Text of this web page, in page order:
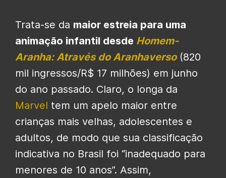
Trata-se da maior estreia para uma
animação infantil desde Homem-
Aranha: Através do Aranhaverso(820
mil ingressos/R$ 17 milhões) em junho
do ano passado. Claro, o longa da
Marvel tem um apelo maior entre
crianças mais velhas, adolescentes e
adultos, de modo que sua classificação
indicativa no Brasil foi “inadequado para
menores de 10 anos”. Assim,